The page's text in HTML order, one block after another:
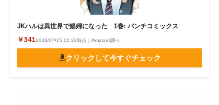
JKハルは異世界で娼婦になった 1巻: バンチコミックス
￥3412026/07/15 12:32時点｜Amazon調べ
クリックして今すぐチェック